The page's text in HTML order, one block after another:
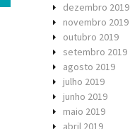
dezembro 2019
novembro 2019
outubro 2019
setembro 2019
agosto 2019
julho 2019
junho 2019
maio 2019
abril 2019